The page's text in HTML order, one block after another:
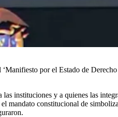
por el Estado de
instituciones y a quienes las
mandato constitucional de